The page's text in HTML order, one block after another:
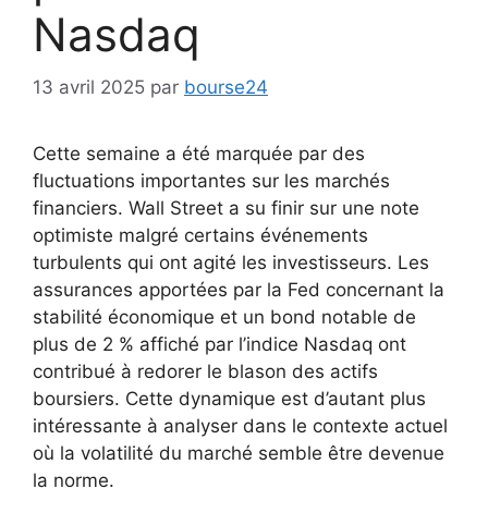
Nasdaq
13 avril 2025 par bourse24
Cette semaine a été marquée par des
fluctuations importantes sur les marchés
financiers. Wall Street a su finir sur une note
optimiste malgré certains événements
turbulents qui ont agité les investisseurs. Les
assurances apportées par la Fed concernant la
stabilité économique et un bond notable de
plus de 2 % affiché par l’indice Nasdaq ont
contribué à redorer le blason des actifs
boursiers. Cette dynamique est d’autant plus
intéressante à analyser dans le contexte actuel
où la volatilité du marché semble être devenue
la norme.